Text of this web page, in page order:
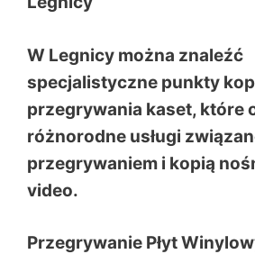
W Legnicy można znaleźć
specjalistyczne punkty
przegrywania kaset, które
różnorodne usługi
przegrywaniem i kopią
video.
Przegrywanie Płyt